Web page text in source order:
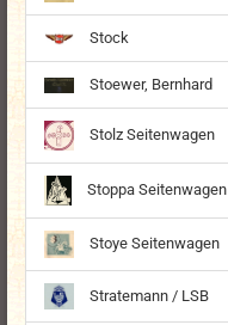
Stock
Stoewer, Bernhard
Stolz Seitenwagen
Stoppa Seitenwagen
Stoye Seitenwagen
Stratemann / LSB